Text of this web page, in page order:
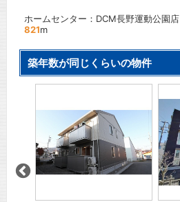
ホームセンター：DCM長野運動公園店
821m
築年数が同じくらいの物件